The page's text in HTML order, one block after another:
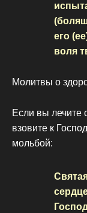
его
воля
Молитвы о
Если вы лечите
взовите к
мольбой: